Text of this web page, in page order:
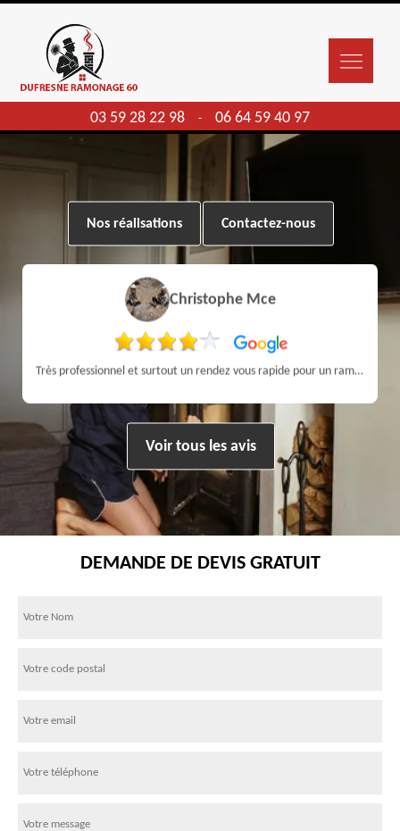
03 59 28 22 98 - 06 64 59 40 97
Nos réalisations Contactez-nous
Christophe Mce
Très professionnel et surtout un rendez vous rapide pour un ramonage efficace
Voir tous les avis
DEMANDE DE DEVIS GRATUIT